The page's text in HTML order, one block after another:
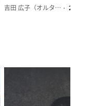
吉田 広子（オルタナ輪番編集長） 2026年6